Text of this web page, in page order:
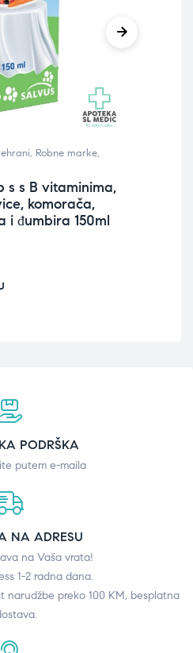
, Robne marke,
s s B vitaminima,
komorača,
i đumbira 150ml
PODRŠKA
putem e-maila
NA ADRESU
na Vaša vrata!
1-2 radna dana.
narudžbe preko 100 KM, besplatna